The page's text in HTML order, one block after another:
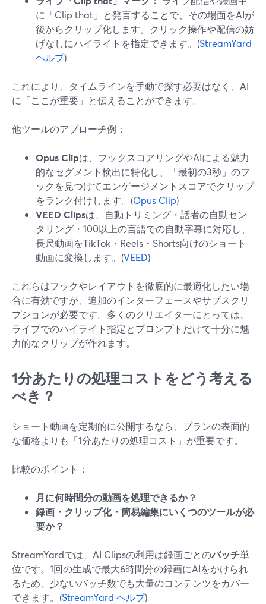
に「Clip that」と発言することで、その場面をAIが
後からクリップ化します。クリック操作や配信の妨
げなしにハイライトを指定できます。(StreamYard
ヘルプ)
これにより、タイムラインを手動で探す必要はなく、AI
に「ここが重要」と伝えることができます。
他ツールのアプローチ例：
Opus Clipは、フックスコアリングやAIによる魅力
的なセグメント検出に特化し、「最初の3秒」のフ
ックを見つけてエンゲージメントスコアでクリップ
をランク付けします。(Opus Clip)
VEED Clipsは、自動トリミング・話者の自動セン
タリング・100以上の言語での自動字幕に対応し、
長尺動画をTikTok・Reels・Shorts向けのショート
動画に変換します。(VEED)
これらはフックやレイアウトを徹底的に最適化したい場
合に有効ですが、追加のインターフェースやサブスクリ
プションが必要です。多くのクリエイターにとっては、
ライブでのハイライト指定とプロンプトだけで十分に魅
力的なクリップが作れます。
1分あたりの処理コストをどう考える
べき？
ショート動画を定期的に公開するなら、プランの表面的
な価格よりも「1分あたりの処理コスト」が重要です。
比較のポイント：
月に何時間分の動画を処理できるか？
録画・クリップ化・簡易編集にいくつのツールが必
要か？
StreamYardでは、AI Clipsの利用は録画ごとのバッチ単
位です。1回の生成で最大6時間分の録画にAIをかけられ
るため、少ないバッチ数でも大量のコンテンツをカバー
できます。(StreamYard ヘルプ)